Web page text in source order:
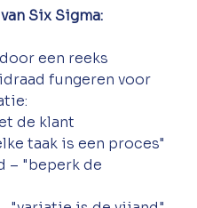
Six Sigma:
een reeks
fungeren voor
de klant
taak is een proces"
– "beperk de